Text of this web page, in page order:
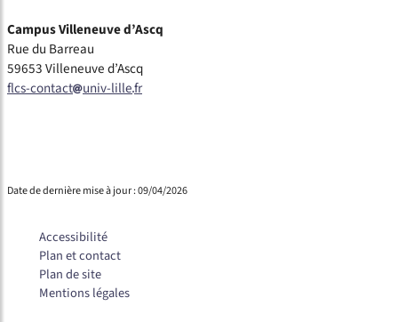
Campus Villeneuve d’Ascq
Rue du Barreau
59653 Villeneuve d’Ascq
flcs-contact univ-lillefr
Date de dernière mise à jour : 09/04/2026
Accessibilité
Plan et contact
Plan de site
Mentions légales